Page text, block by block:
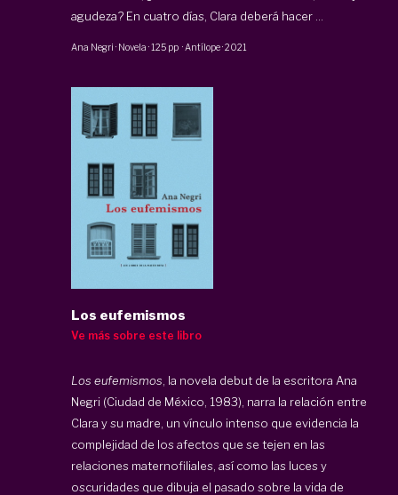
agudeza? En cuatro días, Clara deberá hacer ...
Ana Negri · Novela ·125 pp · Antílope·2021
Los eufemismos
Ve más sobre este libro
Los eufemismos , la novela debut de la escritora Ana
Negri (Ciudad de México, 1983), narra la relación entre
Clara y su madre, un vínculo intenso que evidencia la
complejidad de los afectos que se tejen en las
relaciones maternofiliales, así como las luces y
oscuridades que dibuja el pasado sobre la vida de